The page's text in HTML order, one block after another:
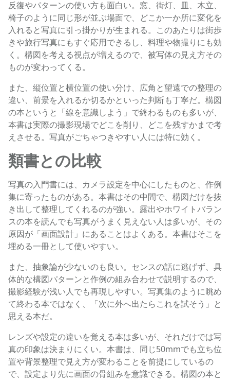
反復やパターンの使い方も面白い。窓、街灯、皿、木立、
椅子のように同じ形が並ぶ場面で、どこか一か所に変化を
入れると写真に引っ掛かりが生まれる。このあたりは街歩
きや旅行写真にもすぐ応用できるし、料理や物撮りにも効
く。構図を考える視点が増えるので、被写体の見え方その
ものが変わってくる。
また、縦位置と横位置の使い分け、広角と望遠での整理の
違い、前景を入れるか切るかといった判断も丁寧だ。構図
の本というと「線を意識しよう」で終わるものも多いが、
本書は実際の撮影現場でどこを削り、どこを残すかまで考
えさせる。写真がごちゃつきやすい人には特に効く。
類書との比較
写真の入門書には、カメラ設定を中心にしたものと、作例
集に寄ったものがある。本書はその中間で、構図だけを抜
き出して整理してくれるのが強い。露出やホワイトバラン
スの本を読んでも写真がうまく見えない人は多いが、その
原因が「画面設計」にあることはよくある。本書はそこを
埋める一冊として使いやすい。
また、抽象論が少ないのも良い。センスの話に逃げず、具
体的な構図パターンと作例の組み合わせで説明するので、
撮影経験が浅い人でも再現しやすい。写真集のように眺め
て終わる本ではなく、「次に外へ出たらこれを試そう」と
思える本だ。
レンズや設定の違いを覚える本は多いが、それだけでは写
真の印象は決まりにくい。本書は、同じ50mmでも立ち位
置や背景整理で見え方が変わることを前提にしているの
で、設定より先に画面の骨組みを意識できる。構図の本と